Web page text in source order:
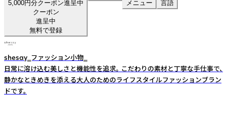
5,000円分クーポン進呈中
クーポン
進呈中
無料で登録
メニュー
言語
shesay‗ファッション小物‗
日常に溶け込む美しさと機能性を追求。 こだわりの素材と丁寧な手仕事で、
静かなときめきを添える大人のためのライフスタイルファッションブラン
ドです。